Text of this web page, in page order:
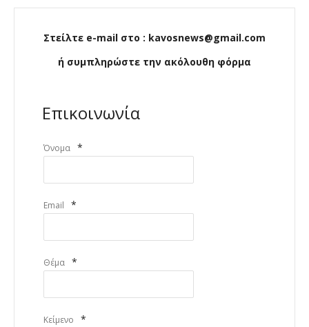
Στείλτε e-mail στο : kavosnews@gmail.com
ή συμπληρώστε την ακόλουθη φόρμα
Επικοινωνία
Όνομα *
Email *
Θέμα *
Κείμενο *